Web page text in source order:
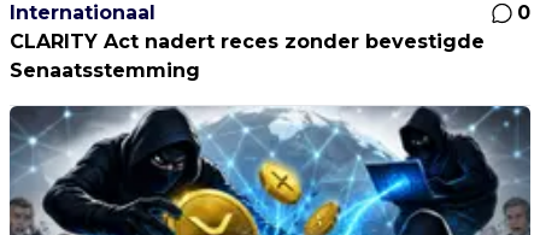
Internationaal
0
CLARITY Act nadert reces zonder bevestigde
Senaatsstemming